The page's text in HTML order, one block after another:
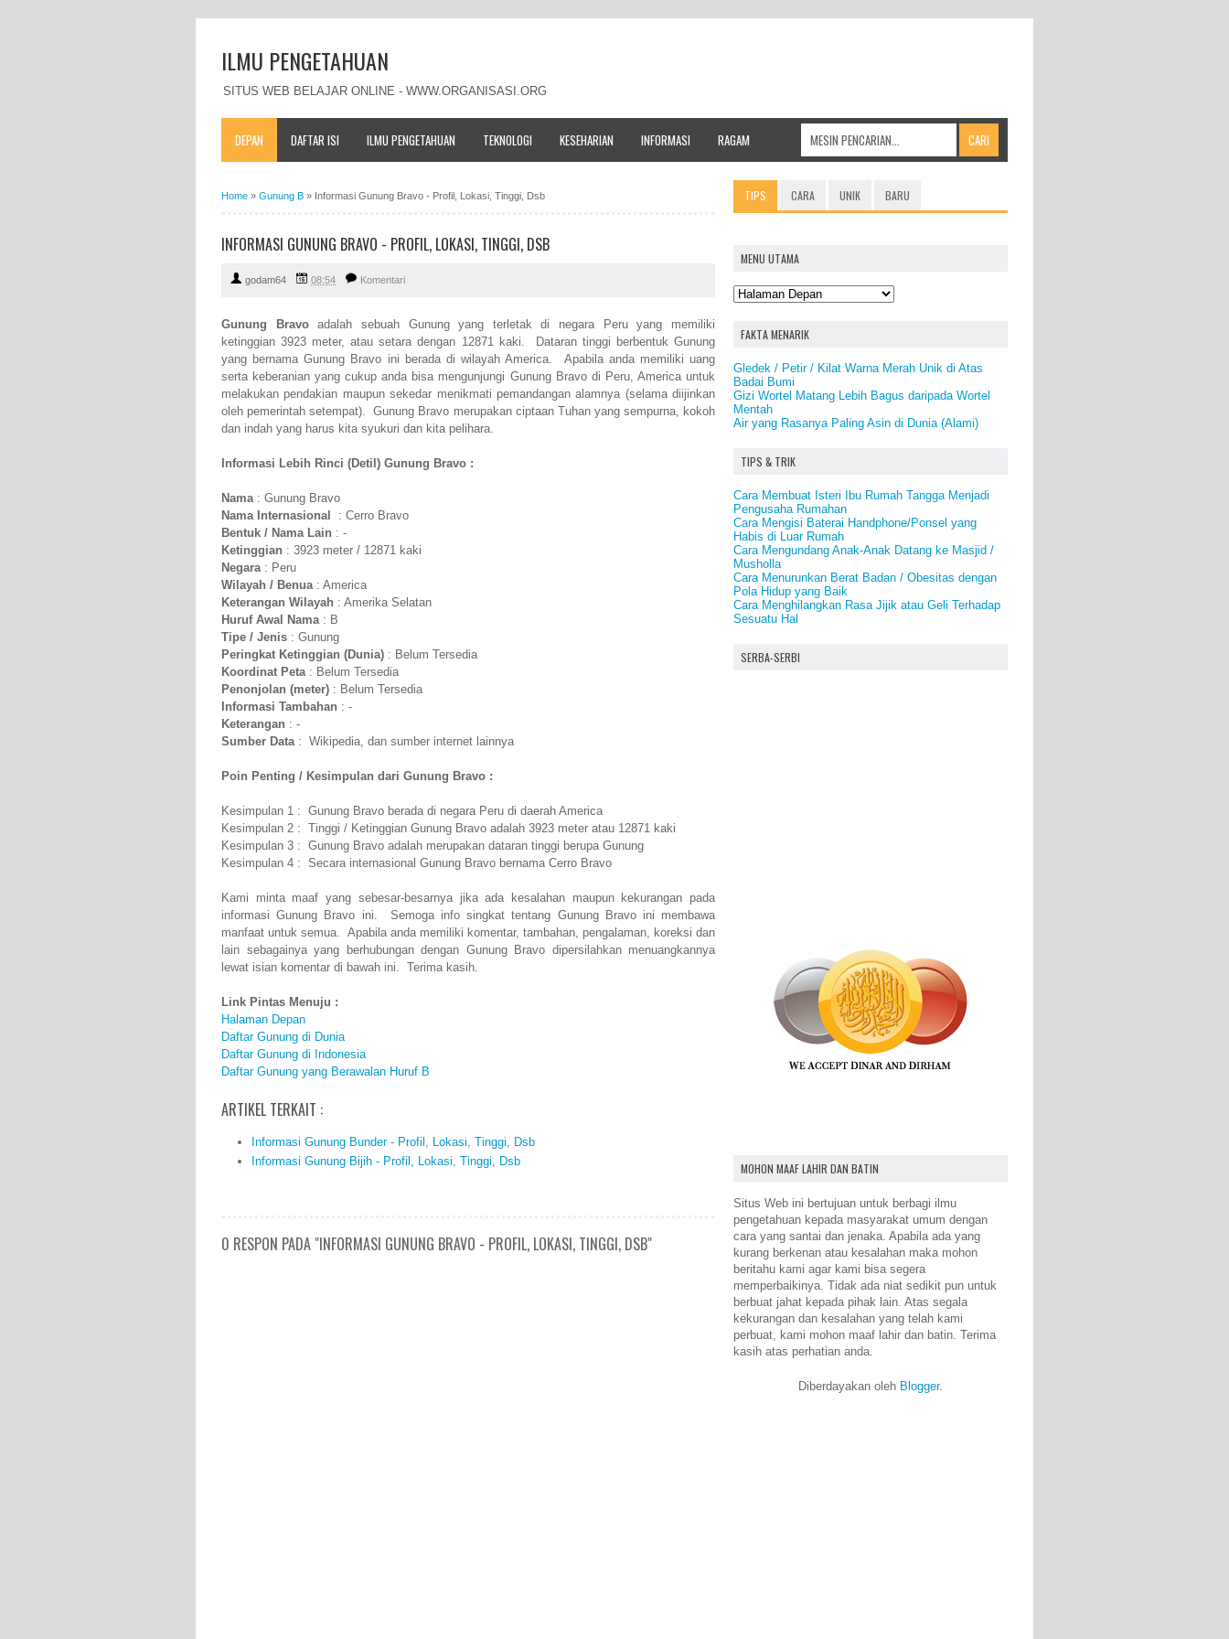
ILMU PENGETAHUAN
SITUS WEB BELAJAR ONLINE - WWW.ORGANISASI.ORG
DEPAN DAFTAR ISI ILMU PENGETAHUAN TEKNOLOGI KESEHARIAN INFORMASI RAGAM
Home » Gunung B » Informasi Gunung Bravo - Profil, Lokasi, Tinggi, Dsb
INFORMASI GUNUNG BRAVO - PROFIL, LOKASI, TINGGI, DSB
godam64 08:54 Komentari
Gunung Bravoadalah sebuah Gunung yang terletak di negara Peru yang memiliki
ketinggian 3923 meter, atau setara dengan 12871 kaki. Dataran tinggi berbentuk Gunung
yang bernama Gunung Bravo ini berada di wilayah America. Apabila anda memiliki uang
serta keberanian yang cukup anda bisa mengunjungi Gunung Bravo di Peru, America untuk
melakukan pendakian maupun sekedar menikmati pemandangan alamnya (selama diijinkan
oleh pemerintah setempat). Gunung Bravo merupakan ciptaan Tuhan yang sempurna, kokoh
dan indah yang harus kita syukuri dan kita pelihara.
Informasi Lebih Rinci (Detil) Gunung Bravo :
Nama: Gunung Bravo
Nama Internasional
: Cerro Bravo
Bentuk / Nama Lain : -
Ketinggian : 3923 meter / 12871 kaki
Negara: Peru
Wilayah / Benua: America
Keterangan Wilayah : Amerika Selatan
Huruf Awal Nama: B
Tipe / Jenis : Gunung
Peringkat Ketinggian (Dunia) : Belum Tersedia
Koordinat Peta: Belum Tersedia
Penonjolan (meter) : Belum Tersedia
Informasi Tambahan : -
Keterangan : -
Sumber Data: Wikipedia, dan sumber internet lainnya
Poin Penting / Kesimpulan dari Gunung Bravo :
Kesimpulan 1 : Gunung Bravo berada di negara Peru di daerah America
Kesimpulan 2 : Tinggi / Ketinggian Gunung Bravo adalah 3923 meter atau 12871 kaki
Kesimpulan 3 : Gunung Bravo adalah merupakan dataran tinggi berupa Gunung
Kesimpulan 4 : Secara internasional Gunung Bravo bernama Cerro Bravo
Kami minta maaf yang sebesar-besarnya jika ada kesalahan maupun kekurangan pada
informasi Gunung Bravo ini. Semoga info singkat tentang Gunung Bravo ini membawa
manfaat untuk semua. Apabila anda memiliki komentar, tambahan, pengalaman, koreksi dan
lain sebagainya yang berhubungan dengan Gunung Bravo dipersilahkan menuangkannya
lewat isian komentar di bawah ini. Terima kasih.
Link Pintas Menuju :
Halaman Depan
Daftar Gunung di Dunia
Daftar Gunung di Indonesia
Daftar Gunung yang Berawalan Huruf B
ARTIKEL TERKAIT :
Informasi Gunung Bunder - Profil, Lokasi, Tinggi, Dsb
Informasi Gunung Bijih - Profil, Lokasi, Tinggi, Dsb
0 RESPON PADA "INFORMASI GUNUNG BRAVO - PROFIL, LOKASI, TINGGI, DSB"
TIPS CARA UNIK BARU
MENU UTAMA
FAKTA MENARIK
Gledek / Petir / Kilat Warna Merah Unik di Atas
Badai Bumi
Gizi Wortel Matang Lebih Bagus daripada Wortel
Mentah
Air yang Rasanya Paling Asin di Dunia (Alami)
TIPS & TRIK
Cara Membuat Isteri Ibu Rumah Tangga Menjadi
Pengusaha Rumahan
Cara Mengisi Baterai Handphone/Ponsel yang
Habis di Luar Rumah
Cara Mengundang Anak-Anak Datang ke Masjid /
Musholla
Cara Menurunkan Berat Badan / Obesitas dengan
Pola Hidup yang Baik
Cara Menghilangkan Rasa Jijik atau Geli Terhadap
Sesuatu Hal
SERBA-SERBI
MOHON MAAF LAHIR DAN BATIN
Situs Web ini bertujuan untuk berbagi ilmu
pengetahuan kepada masyarakat umum dengan
cara yang santai dan jenaka. Apabila ada yang
kurang berkenan atau kesalahan maka mohon
beritahu kami agar kami bisa segera
memperbaikinya. Tidak ada niat sedikit pun untuk
berbuat jahat kepada pihak lain. Atas segala
kekurangan dan kesalahan yang telah kami
perbuat, kami mohon maaf lahir dan batin. Terima
kasih atas perhatian anda.
Diberdayakan oleh Blogger.